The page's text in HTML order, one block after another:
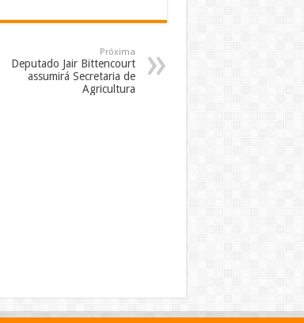
Próxima
Deputado Jair Bittencourt
assumirá Secretaria de
Agricultura